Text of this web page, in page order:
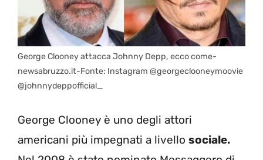
George Clooney attacca Johnny Depp, ecco come-
newsabruzzo.it-Fonte: Instagram @georgeclooneymoovie
@johnnydeppofficial_
George Clooney è uno degli attori
americani più impegnati a livello sociale.